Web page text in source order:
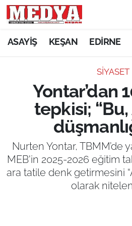
ASAYİŞ KEŞAN EDİRNE
SİYASET
Yontar’dan
tepkisi;
Nurten Yontar, TBMM’de
MEB'in 2025-2026 eğitim
ara tatile denk getirmesini
olarak
KEŞAN
ASAYİŞ
SİYASET
GÜNDEM
EKONOMİ